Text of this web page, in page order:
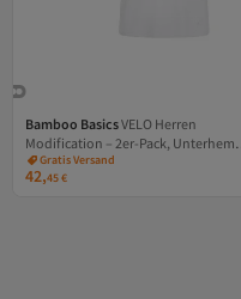
Bamboo BasicsVELO Herren
Modification – 2er-Pack, Unterhemd
und V-Ausschnitt-Single-Jersey
Versand Kostenlos
Gratis Versand
Versand Kostenlos
42,45€